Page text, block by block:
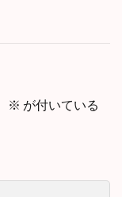
※ が付いている